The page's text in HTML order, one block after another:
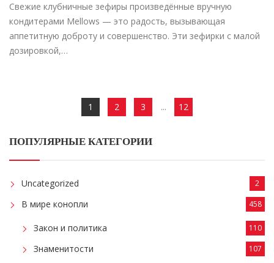
Свежие клубничные зефиры произведённые вручную
кондитерами Mellows — это радость, вызывающая
аппетитную доброту и совершенство. Эти зефирки с малой
дозировкой,…
1 2 3 ... 12
ПОПУЛЯРНЫЕ КАТЕГОРИИ
Uncategorized 2
В мире конопли 458
Закон и политика 110
Знаменитости 107